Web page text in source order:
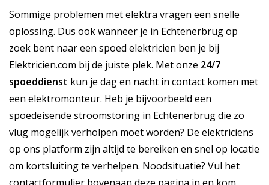
Sommige problemen met elektra vragen een snelle
oplossing. Dus ook wanneer je in Echtenerbrug op
zoek bent naar een spoed elektricien ben je bij
Elektricien.com bij de juiste plek. Met onze 24/7
spoeddienst kun je dag en nacht in contact komen met
een elektromonteur. Heb je bijvoorbeeld een
spoedeisende stroomstoring in Echtenerbrug die zo
vlug mogelijk verholpen moet worden? De elektriciens
op ons platform zijn altijd te bereiken en snel op locatie
om kortsluiting te verhelpen. Noodsituatie? Vul het